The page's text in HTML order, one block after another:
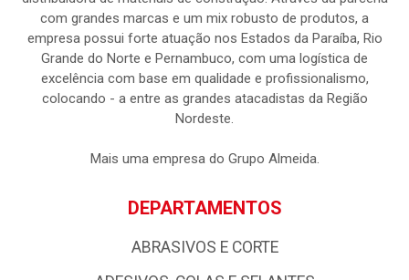
com grandes marcas e um mix robusto de produtos, a
empresa possui forte atuação nos Estados da Paraíba, Rio
Grande do Norte e Pernambuco, com uma logística de
excelência com base em qualidade e profissionalismo,
colocando - a entre as grandes atacadistas da Região
Nordeste.
Mais uma empresa do Grupo Almeida.
DEPARTAMENTOS
ABRASIVOS E CORTE